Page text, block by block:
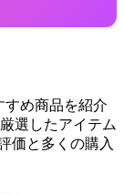
すめ商品を紹介
選したアイテム
価と多くの購入